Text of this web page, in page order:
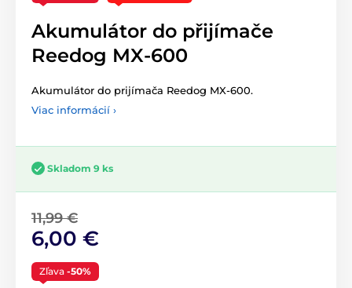
Akumulátor do přijímače
Reedog MX-600
Akumulátor do prijímača Reedog MX-600.
Viac informácií ›
Skladom 9 ks
11,99 €
6,00 €
Zľava -50%